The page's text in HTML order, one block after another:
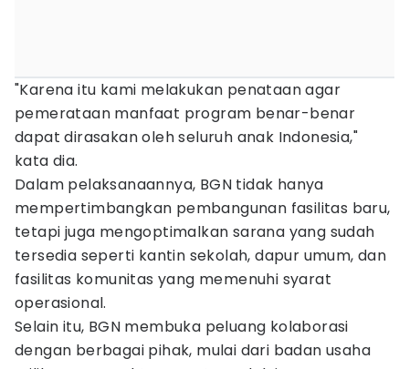
"Karena itu kami melakukan penataan agar
pemerataan manfaat program benar-benar
dapat dirasakan oleh seluruh anak Indonesia,"
kata dia.
Dalam pelaksanaannya, BGN tidak hanya
mempertimbangkan pembangunan fasilitas baru,
tetapi juga mengoptimalkan sarana yang sudah
tersedia seperti kantin sekolah, dapur umum, dan
fasilitas komunitas yang memenuhi syarat
operasional.
Selain itu, BGN membuka peluang kolaborasi
dengan berbagai pihak, mulai dari badan usaha